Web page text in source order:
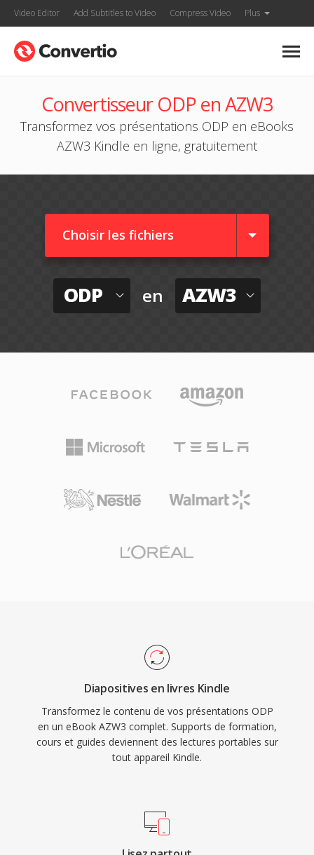
Video Editor Add Subtitles to Video Compress Video Plus
Convertisseur ODP en AZW3
Transformez vos présentations ODP en eBooks
AZW3 Kindle en ligne, gratuitement
Choisir les fichiers
ODP en AZW3
Diapositives en livres Kindle
Transformez le contenu de vos présentations ODP
en un eBook AZW3 complet. Supports de formation,
cours et guides deviennent des lectures portables sur
tout appareil Kindle.